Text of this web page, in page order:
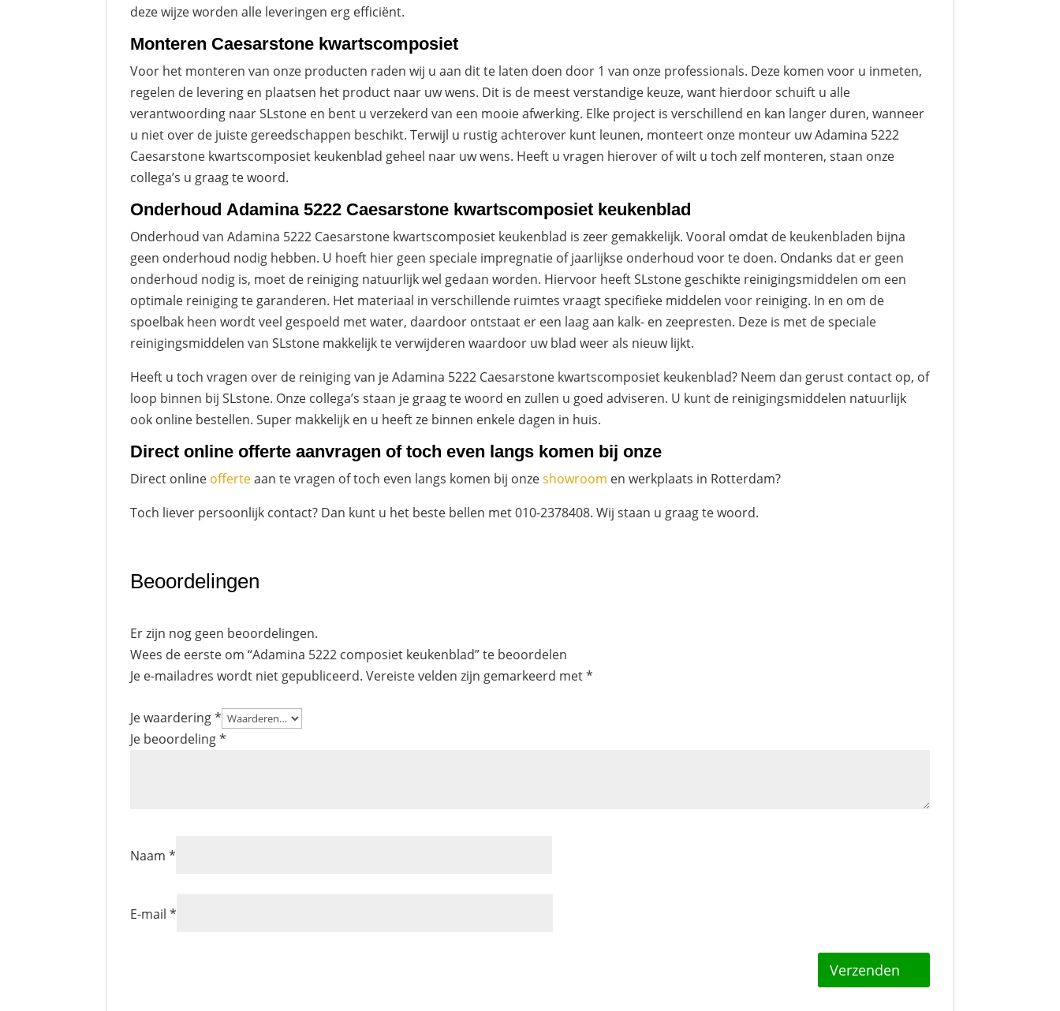
deze wijze worden alle leveringen erg efficiënt.
Monteren Caesarstone kwartscomposiet
Voor het monteren van onze producten raden wij u aan dit te laten doen door 1 van onze professionals. Deze komen voor u inmeten,
regelen de levering en plaatsen het product naar uw wens. Dit is de meest verstandige keuze, want hierdoor schuift u alle
verantwoording naar SLstone en bent u verzekerd van een mooie afwerking. Elke project is verschillend en kan langer duren, wanneer
u niet over de juiste gereedschappen beschikt. Terwijl u rustig achterover kunt leunen, monteert onze monteur uw Adamina 5222
Caesarstone kwartscomposiet keukenblad geheel naar uw wens. Heeft u vragen hierover of wilt u toch zelf monteren, staan onze
collega’s u graag te woord.
Onderhoud Adamina 5222 Caesarstone kwartscomposiet keukenblad
Onderhoud van Adamina 5222 Caesarstone kwartscomposiet keukenblad is zeer gemakkelijk. Vooral omdat de keukenbladen bijna
geen onderhoud nodig hebben. U hoeft hier geen speciale impregnatie of jaarlijkse onderhoud voor te doen. Ondanks dat er geen
onderhoud nodig is, moet de reiniging natuurlijk wel gedaan worden. Hiervoor heeft SLstone geschikte reinigingsmiddelen om een
optimale reiniging te garanderen. Het materiaal in verschillende ruimtes vraagt specifieke middelen voor reiniging. In en om de
spoelbak heen wordt veel gespoeld met water, daardoor ontstaat er een laag aan kalk- en zeepresten. Deze is met de speciale
reinigingsmiddelen van SLstone makkelijk te verwijderen waardoor uw blad weer als nieuw lijkt.
Heeft u toch vragen over de reiniging van je Adamina 5222 Caesarstone kwartscomposiet keukenblad? Neem dan gerust contact op, of
loop binnen bij SLstone. Onze collega’s staan je graag te woord en zullen u goed adviseren. U kunt de reinigingsmiddelen natuurlijk
ook online bestellen. Super makkelijk en u heeft ze binnen enkele dagen in huis.
Direct online offerte aanvragen of toch even langs komen bij onze
Direct online offerteaan te vragen of toch even langs komen bij onzeshowroom en werkplaats in Rotterdam?
Toch liever persoonlijk contact? Dan kunt u het beste bellen met 010-2378408. Wij staan u graag te woord.
Beoordelingen
Er zijn nog geen beoordelingen.
Wees de eerste om “Adamina 5222 composiet keukenblad” te beoordelen
Je e-mailadres wordt niet gepubliceerd. Vereiste velden zijn gemarkeerd met*
Je waardering*
Je beoordeling*
Naam*
E-mail*